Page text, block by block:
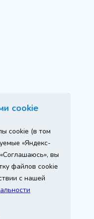
cookie
cookie (в том
«Яндекс-
вы
файлов cookie
с нашей
437 ГК РФ.
о наличии и
по